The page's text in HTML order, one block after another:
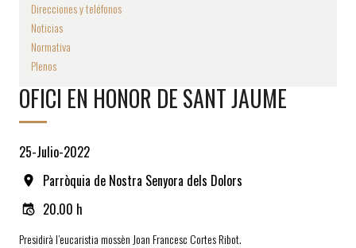
Direcciones y teléfonos
Noticias
Normativa
Plenos
OFICI EN HONOR DE SANT JAUME
25-Julio-2022
Parròquia de Nostra Senyora dels Dolors
20.00 h
Presidirà l’eucaristia mossèn Joan Francesc Cortes Ribot.